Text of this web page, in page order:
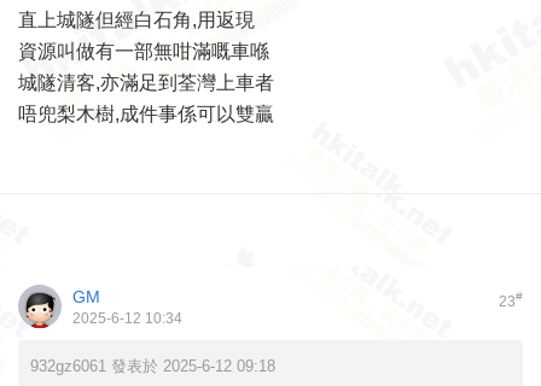
直上城隧但經白石角,用返現
資源叫做有一部無咁滿嘅車喺
城隧清客,亦滿足到荃灣上車者
唔兜梨木樹,成件事係可以雙贏
23#
GM
2025-6-12 10:34
932gz6061 發表於 2025-6-12 09:18